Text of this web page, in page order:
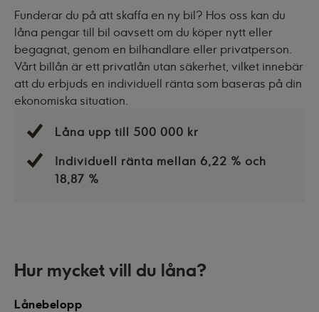
Funderar du på att skaffa en ny bil? Hos oss kan du
låna pengar till bil oavsett om du köper nytt eller
begagnat, genom en bilhandlare eller privatperson.
Vårt billån är ett privatlån utan säkerhet, vilket innebär
att du erbjuds en individuell ränta som baseras på din
ekonomiska situation.
Låna upp till 500 000 kr
Individuell ränta mellan 6,22 % och
18,87 %
Hur mycket vill du låna?
Lånebelopp